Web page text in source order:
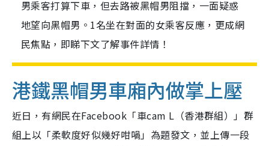
男乘客打算下車，但去路被黑帽男阻擋，一面疑惑
地望向黑帽男。1名坐在對面的女乘客反應，更成網
民焦點，即睇下文了解事件詳情！
港鐵黑帽男車廂內做掌上壓
近日，有網民在Facebook「車cam L（香港群組）」群
組上以「柔軟度好似幾好咁喎」為題發文，並上傳一段